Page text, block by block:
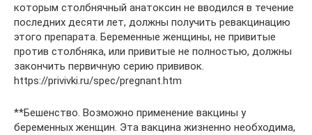
которым столбнячный анатоксин не вводился в течение
последних десяти лет, должны получить ревакцинацию
этого препарата. Беременные женщины, не привитые
против столбняка, или привитые не полностью, должны
закончить первичную серию прививок.
https://privivki.ru/spec/pregnant.htm
**Бешенство. Возможно применение вакцины у
беременных женщин. Эта вакцина жизненно необходима,